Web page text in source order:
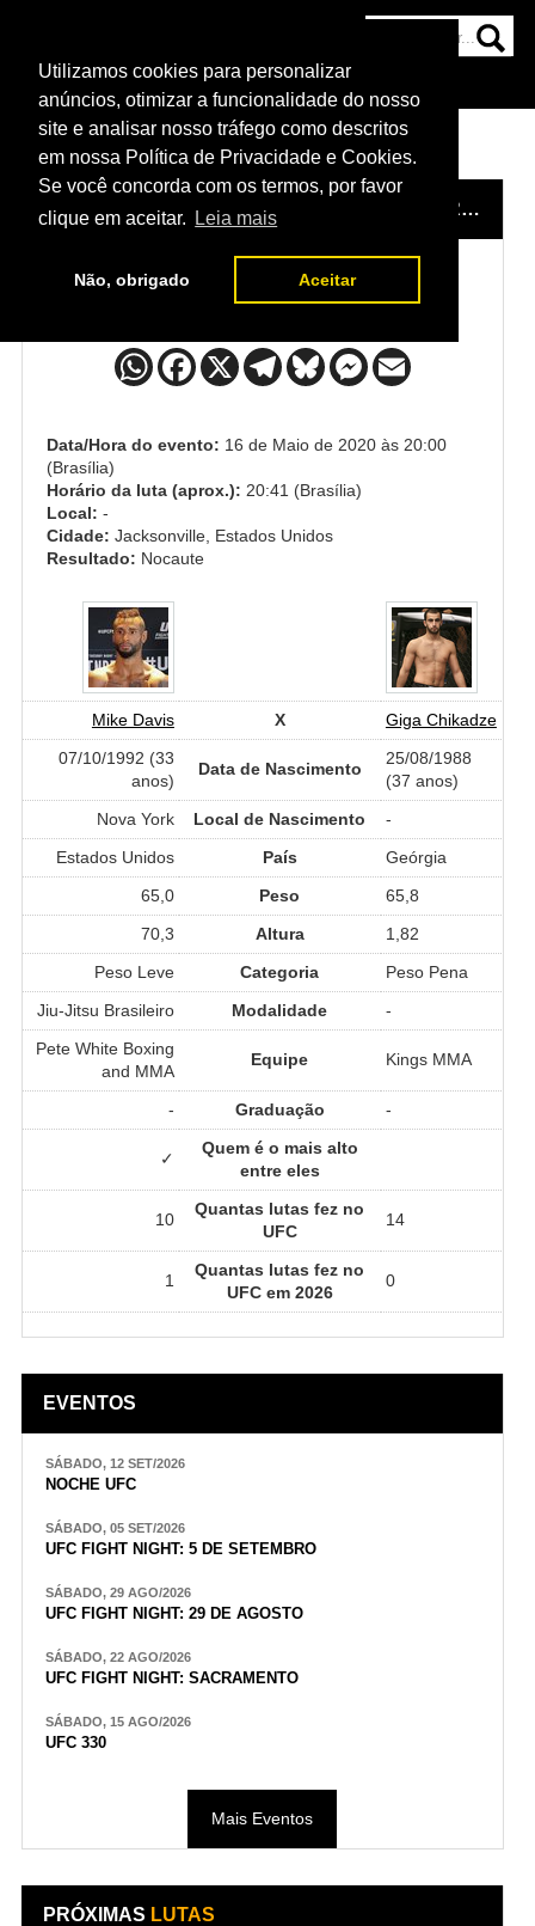
Utilizamos cookies para personalizar
anúncios, otimizar a funcionalidade do nosso
site e analisar nosso tráfego como descritos
em nossa Política de Privacidade e Cookies.
Se você concorda com os termos, por favor
clique em aceitar.
Leia mais
Não, obrigado Aceitar
NOTÍCIAS
HOME EVENTO / UFC: OVEREEM X HARRIS
Mike Davis x Giga Chikadze
Data/Hora do evento: 16 de Maio de 2020 às 20:00
(Brasília)
Horário da luta (aprox.): 20:41 (Brasília)
Local: -
Cidade: Jacksonville, Estados Unidos
Resultado: Nocaute
Mike Davis X
Giga Chikadze
07/10/1992 (33
anos)
Data de Nascimento
25/08/1988
(37 anos)
Nova York
Local de Nascimento
-
Estados Unidos
País
Geórgia
65,0
Peso
65,8
70,3
Altura
1,82
Peso Leve
Categoria
Peso Pena
Jiu-Jitsu Brasileiro
Modalidade
-
Pete White Boxing
and MMA
Equipe Kings MMA
- Graduação -
✓
Quem é o mais alto
entre eles
10
Quantas lutas fez no
UFC
14
1
Quantas lutas fez no
UFC em 2026
0
EVENTOS
SÁBADO, 12 SET/2026
NOCHE UFC
SÁBADO, 05 SET/2026
UFC FIGHT NIGHT: 5 DE SETEMBRO
SÁBADO, 29 AGO/2026
UFC FIGHT NIGHT: 29 DE AGOSTO
SÁBADO, 22 AGO/2026
UFC FIGHT NIGHT: SACRAMENTO
SÁBADO, 15 AGO/2026
UFC 330
Mais Eventos
PRÓXIMAS LUTAS